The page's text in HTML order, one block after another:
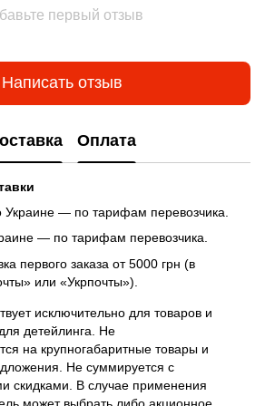
первый отзыв
Написать отзыв
Оплата
Украине — по тарифам перевозчика.
— по тарифам перевозчика.
первого заказа от 5000 грн (в
или «Укрпочты»).
исключительно для товаров и
детейлинга. Не
на крупногабаритные товары и
Не суммируется с
скидками. В случае применения
может выбрать либо акционное